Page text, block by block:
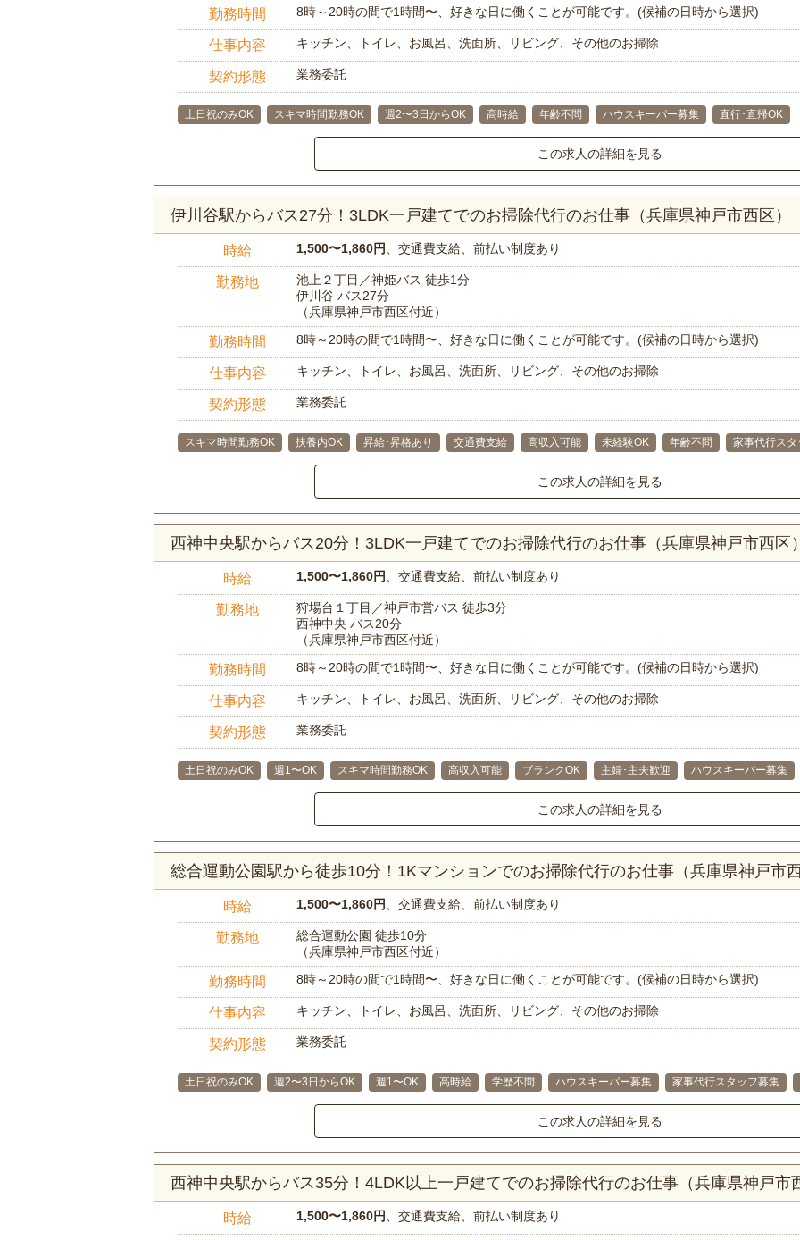
勤務時間 8時～20時の間で1時間〜、好きな日に働くことが可能です。(候補の日時から選択)
仕事内容 キッチン、トイレ、お風呂、洗面所、リビング、その他のお掃除
契約形態 業務委託
土日祝のみOK スキマ時間勤務OK 週2〜3日からOK 高時給 年齢不問 ハウスキーパー募集 直行･直帰OK
この求人の詳細を見る
伊川谷駅からバス27分！3LDK一戸建てでのお掃除代行のお仕事（兵庫県神戸市西区）
時給 1,500〜1,860円 、交通費支給、前払い制度あり
勤務地
池上２丁目／神姫バス 徒歩1分
伊川谷 バス27分
（兵庫県神戸市西区付近）
勤務時間 8時～20時の間で1時間〜、好きな日に働くことが可能です。(候補の日時から選択)
仕事内容 キッチン、トイレ、お風呂、洗面所、リビング、その他のお掃除
契約形態 業務委託
スキマ時間勤務OK 扶養内OK 昇給･昇格あり 交通費支給 高収入可能 未経験OK 年齢不問 家事代行スタ
この求人の詳細を見る
西神中央駅からバス20分！3LDK一戸建てでのお掃除代行のお仕事（兵庫県神戸市西区
時給 1,500〜1,860円 、交通費支給、前払い制度あり
勤務地
狩場台１丁目／神戸市営バス 徒歩3分
西神中央 バス20分
（兵庫県神戸市西区付近）
勤務時間 8時～20時の間で1時間〜、好きな日に働くことが可能です。(候補の日時から選択)
仕事内容 キッチン、トイレ、お風呂、洗面所、リビング、その他のお掃除
契約形態 業務委託
土日祝のみOK 週1〜OK スキマ時間勤務OK 高収入可能 ブランクOK 主婦･主夫歓迎 ハウスキーパー募集
この求人の詳細を見る
総合運動公園駅から徒歩10分！1Kマンションでのお掃除代行のお仕事（兵庫県神戸市
時給 1,500〜1,860円 、交通費支給、前払い制度あり
勤務地
総合運動公園 徒歩10分
（兵庫県神戸市西区付近）
勤務時間 8時～20時の間で1時間〜、好きな日に働くことが可能です。(候補の日時から選択)
仕事内容 キッチン、トイレ、お風呂、洗面所、リビング、その他のお掃除
契約形態 業務委託
土日祝のみOK 週2〜3日からOK 週1〜OK 高時給 学歴不問 ハウスキーパー募集 家事代行スタッフ募集
この求人の詳細を見る
西神中央駅からバス35分！4LDK以上一戸建てでのお掃除代行のお仕事（兵庫県神戸市
時給 1,500〜1,860円 、交通費支給、前払い制度あり